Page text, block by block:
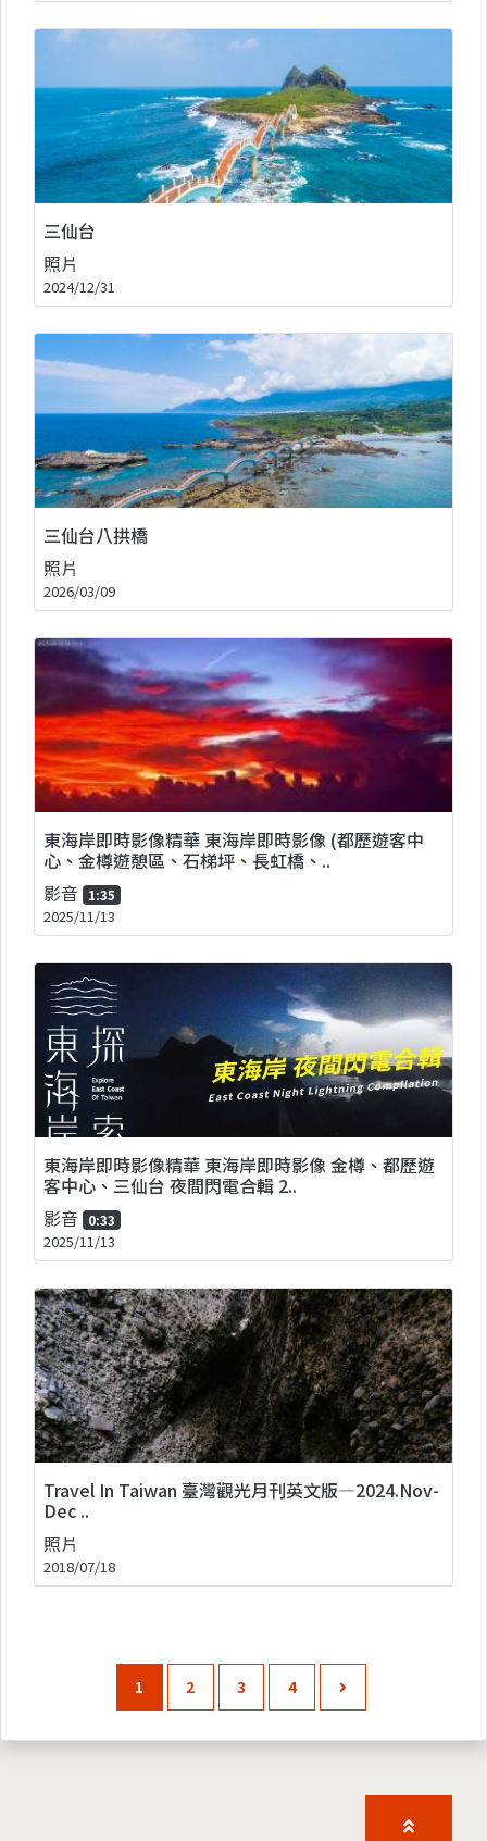
三仙台
照片
2024/12/31
三仙台八拱橋
照片
2026/03/09
東海岸即時影像精華 東海岸即時影像 (都歷遊客中
心、金樽遊憩區、石梯坪、長虹橋、..
影音 1:35
2025/11/13
東海岸即時影像精華 東海岸即時影像 金樽、都歷遊
客中心、三仙台 夜間閃電合輯 2..
影音 0:33
2025/11/13
Travel In Taiwan 臺灣觀光月刊英文版—2024.Nov-
Dec ..
照片
2018/07/18
1 2 3 4